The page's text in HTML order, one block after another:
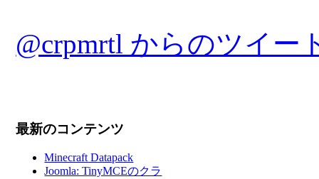
@crpmrtl からのツイー
最新のコンテンツ
Minecraft Datapack
Joomla: TinyMCEのクラ